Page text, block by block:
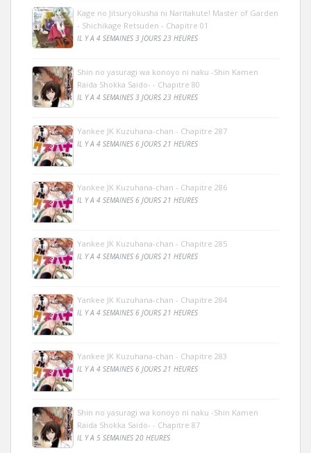
Kage no Jitsuryokusha ni Naritakute! Master of Garden
- Shichikage Retsuden - Chapitre 01
IL Y A 4 SEMAINES 3 JOURS 23 HEURES
Shin no yasuragi wa konoyo ni naku -Shin Kamen
Raida Shokka Saido- - Chapitre 80
IL Y A 4 SEMAINES 3 JOURS 23 HEURES
Yankee JK Kuzuhana-chan - Chapitre 287
IL Y A 4 SEMAINES 6 JOURS 21 HEURES
Yankee JK Kuzuhana-chan - Chapitre 286
IL Y A 4 SEMAINES 6 JOURS 21 HEURES
Yankee JK Kuzuhana-chan - Chapitre 285
IL Y A 4 SEMAINES 6 JOURS 21 HEURES
Yankee JK Kuzuhana-chan - Chapitre 284
IL Y A 4 SEMAINES 6 JOURS 21 HEURES
Yankee JK Kuzuhana-chan - Chapitre 283
IL Y A 4 SEMAINES 6 JOURS 21 HEURES
Shin no yasuragi wa konoyo ni naku -Shin Kamen
Raida Shokka Saido- - Chapitre 87
IL Y A 5 SEMAINES 20 HEURES